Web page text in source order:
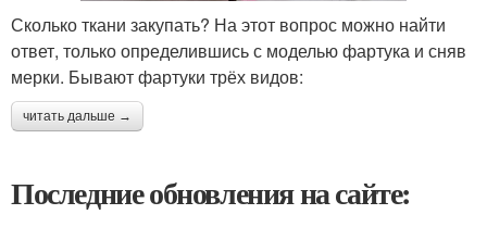
Сколько ткани закупать? На этот вопрос можно найти
ответ, только определившись с моделью фартука и сняв
мерки. Бывают фартуки трёх видов:
читать дальше →
Последние обновления на сайте: